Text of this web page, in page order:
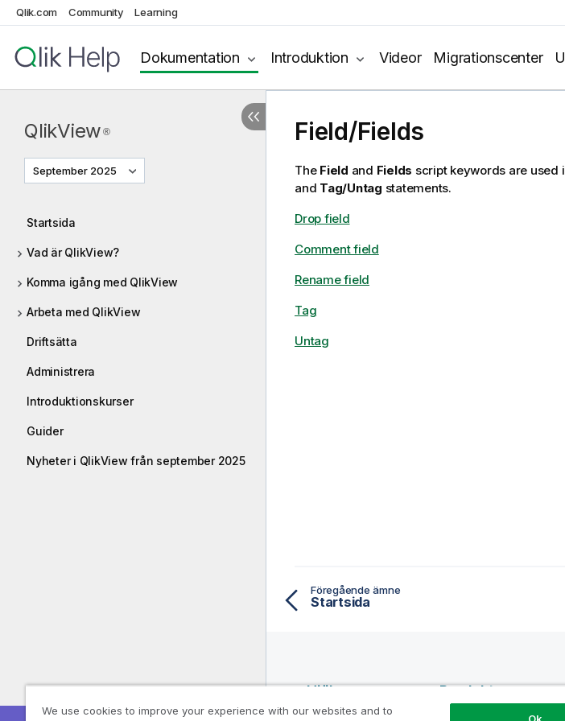
Qlik.com Community Learning
Dokumentation Introduktion Videor Migrationscenter
QlikView ®
September 2025
Startsida
Vad är QlikView?
Komma igång med QlikView
Arbeta med QlikView
Driftsätta
Administrera
Introduktionskurser
Guider
Nyheter i QlikView från september 2025
Field/Fields
The Field and Fields script keywords are used
and Tag/Untag statements.
Drop field
Comment field
Rename field
Tag
Untag
Föregående ämne
Startsida
Hjälpresurser Produkter
We use cookies to improve your experience with our websites and to